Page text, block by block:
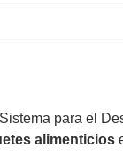
para el
alimenticios